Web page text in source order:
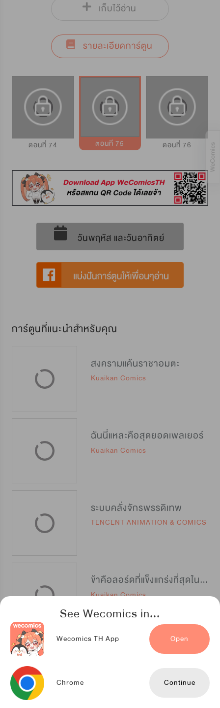
See Wecomics in...
Wecomics TH App Open
Chrome Continue
เก็บไว้อ่าน
รายละเอียดการ์ตูน
ตอนที่ 74 ตอนที่ 75 ตอนที่ 76
วันพฤหัส และวันอาทิตย์
การ์ตูนที่แนะนำสำหรับคุณ
สงครามแค้นราชาอมตะ
Kuaikan Comics
ฉันนี่แหละคือสุดยอดเพลเยอร์
Kuaikan Comics
ระบบคลั่งจักรพรรดิเทพ
TENCENT ANIMATION & COMICS
ข้าคือลอร์ดที่แข็งแกร่งที่สุดในปฐพี
Kuaikan Comics
การรุกรานของจักรพรรดิอมตะ